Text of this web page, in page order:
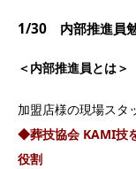
1/30 内部推進員
＜内部推進員とは＞
加盟店様の現場スタ
◆葬技協会 KAMI技
役割